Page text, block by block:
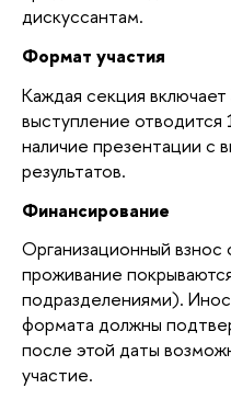
дискуссантам.
Формат участия
Каждая секция
выступление
наличие презентации с
результатов.
Финансирование
Организационный взнос
проживание
подразделениями).
формата должны
после этой даты
участие.